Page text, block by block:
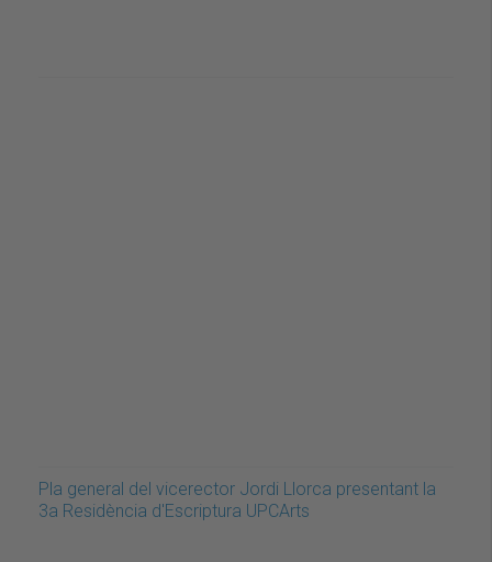
Pla general del vicerector Jordi Llorca presentant la
3a Residència d'Escriptura UPCArts